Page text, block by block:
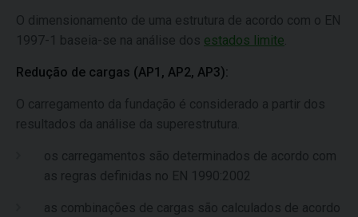
O dimensionamento de uma estrutura de acordo com o EN
1997-1 baseia-se na análise dos estados limite
Redução de cargas (AP1, AP2, AP3):
O carregamento da fundação é considerado a partir dos
resultados da análise da superestrutura.
os carregamentos são determinados de acordo com
as regras definidas no EN 1990:2002
as combinações de cargas são calculados de acordo